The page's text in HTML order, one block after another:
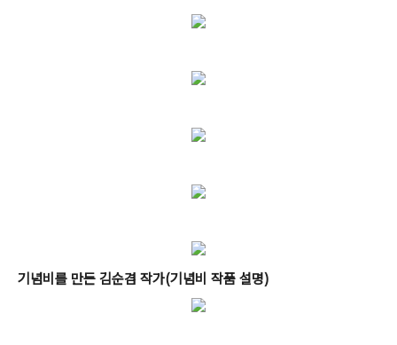
기념비를 만든 김순겸 작가(기념비 작품 설명)